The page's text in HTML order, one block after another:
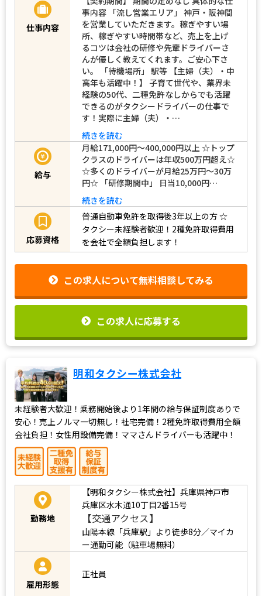
仕事内容
事内容 「流し営業エリア」 神戸・阪神間
を営業していただきます。稼ぎやすい場
所、稼ぎやすい時間帯など、売上を上げ
るコツは会社の研修や先輩ドライバーさ
んが優しく教えてくれます。ご安心下さ
い。 「待機場所」 駅等 【主婦（夫）・中
高年も活躍中！】 子育て世代や、業界未
経験の50代、二種免許なしからでも活躍
できるのがタクシードライバーの仕事で
す！実際に主婦（夫）・…
続きを読む
給与
月給171,000円～400,000円以上 ☆トップ
クラスのドライバーは年収500万円超え☆
☆多くのドライバーが月給25万円～30万
円☆ 「研修期間中」 日当10,000円…
続きを読む
応募資格
普通自動車免許を取得後3年以上の方☆
タクシー未経験者歓迎！2種免許取得費用
を会社で全額負担します！
この求人について無料相談してみる
この求人に応募する
明和タクシー株式会社
未経験者大歓迎！乗務開始後より1年間の給与保証制度ありで
安心！売上ノルマ一切無し！社宅完備！2種免許取得費用全額
会社負担！女性用設備完備！ママさんドライバーも活躍中！
勤務地
【明和タクシー株式会社】兵庫県神戸市
兵庫区水木通10丁目2番15号
【交通アクセス】
山陽本線「兵庫駅」より徒歩8分／マイカ
ー通勤可能（駐車場無料）
雇用形態
正社員